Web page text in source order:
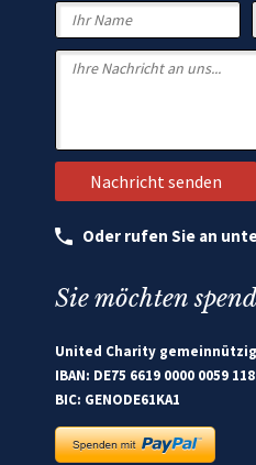
Oder rufen Sie an
Sie möchten
United Charity
IBAN: DE75 6619 0000 0059
BIC: GENODE61KA1